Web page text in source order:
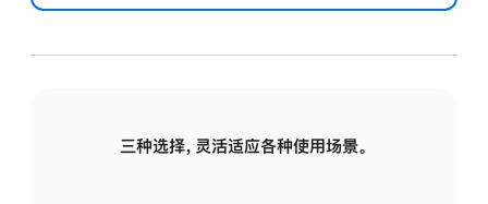
三种选择，灵活适应各种使用场景。